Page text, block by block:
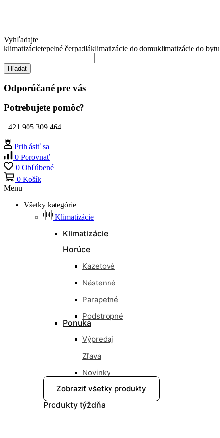
Vyhľadajte
klimatizácietepelné čerpadláklimatizácie do domuklimatizácie do bytu
Hľadať
Odporúčané pre vás
Potrebujete pomôc?
+421 905 309 464
Prihlásiť sa
0 Porovnať
0 Obľúbené
0 Košík
Menu
Všetky kategórie
Klimatizácie
Klimatizácie
Horúce
Kazetové
Nástenné
Parapetné
Podstropné
Ponuka
Výpredaj
Zľava
Novinky
Nové
Zobraziť všetky produkty
Produkty týždňa